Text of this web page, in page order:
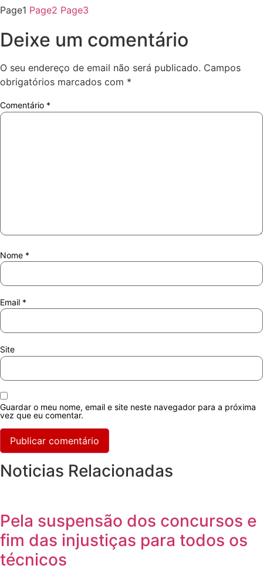
Page1 Page2 Page3
Deixe um comentário
O seu endereço de email não será publicado. Campos
obrigatórios marcados com *
Comentário *
Nome *
Email *
Site
Guardar o meu nome, email e site neste navegador para a próxima
vez que eu comentar.
Noticias Relacionadas
Pela suspensão dos concursos e
fim das injustiças para todos os
técnicos